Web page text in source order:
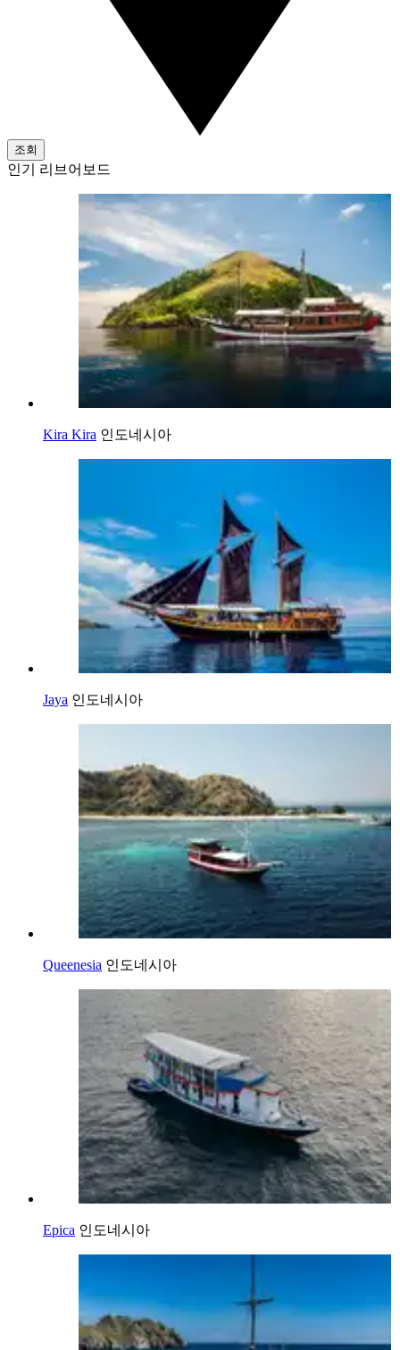
조회
인기 리브어보드
Kira Kira 인도네시아
Jaya 인도네시아
Queenesia 인도네시아
Epica 인도네시아